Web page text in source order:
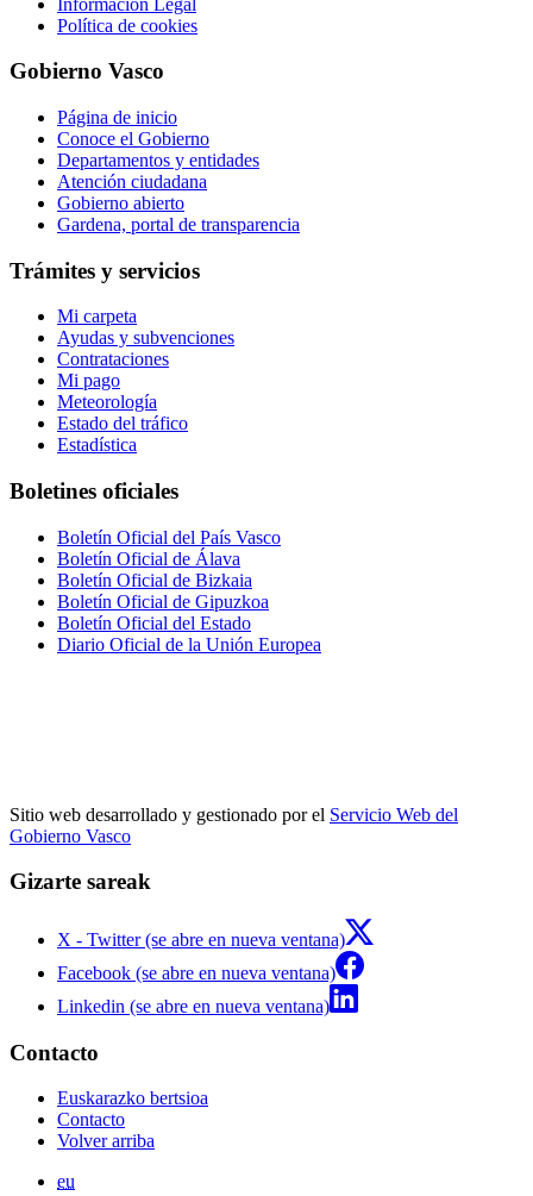
Política de cookies
Gobierno Vasco
Página de inicio
Conoce el Gobierno
Departamentos y entidades
Atención ciudadana
Gobierno abierto
Gardena, portal de transparencia
Trámites y servicios
Mi carpeta
Ayudas y subvenciones
Contrataciones
Mi pago
Meteorología
Estado del tráfico
Estadística
Boletines oficiales
Boletín Oficial del País Vasco
Boletín Oficial de Álava
Boletín Oficial de Bizkaia
Boletín Oficial de Gipuzkoa
Boletín Oficial del Estado
Diario Oficial de la Unión Europea
Sitio web desarrollado y gestionado por el Servicio Web del
Gobierno Vasco
Gizarte sareak
X - Twitter (se abre en nueva ventana)
Facebook (se abre en nueva ventana)
Linkedin (se abre en nueva ventana)
Contacto
Euskarazko bertsioa
Contacto
Volver arriba
eu